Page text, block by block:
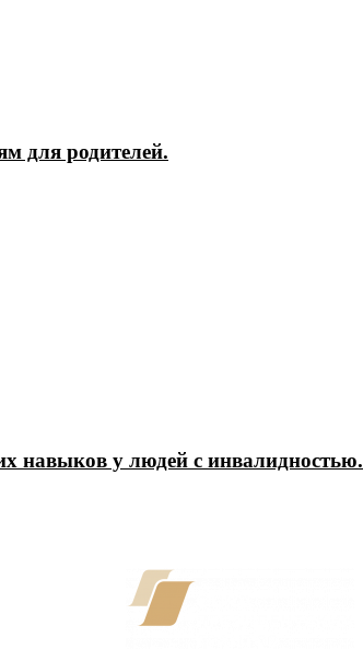
для родителей.
навыков у людей с инвалидностью.